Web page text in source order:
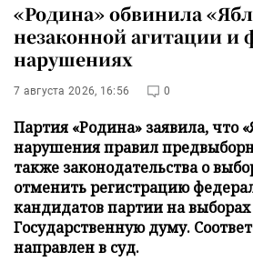
«Родина» обвинила
незаконной агитации и
нарушениях
7 августа 2026, 16:56 0
Партия «Родина» заявила, что
нарушения правил
также законодательства о
отменить регистрацию
кандидатов партии на выборах
Государственную думу.
направлен в суд.